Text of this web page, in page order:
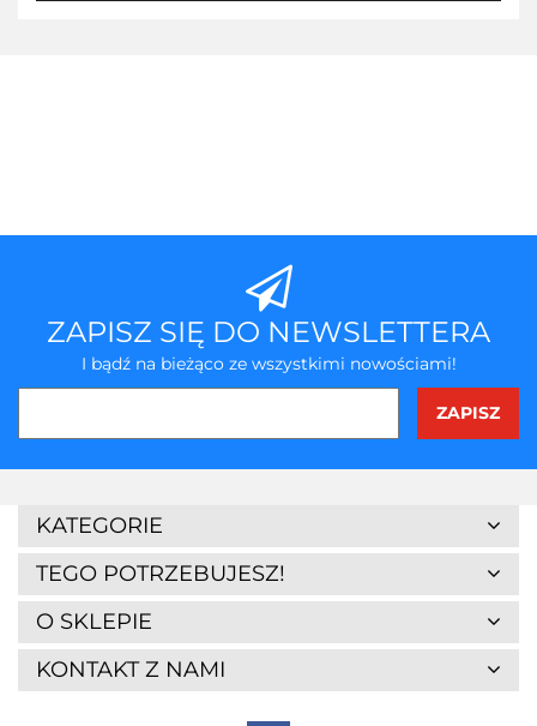
7Days
ZAPISZ SIĘ DO NEWSLETTERA
I bądź na bieżąco ze wszystkimi nowościami!
KATEGORIE
TEGO POTRZEBUJESZ!
O SKLEPIE
KONTAKT Z NAMI